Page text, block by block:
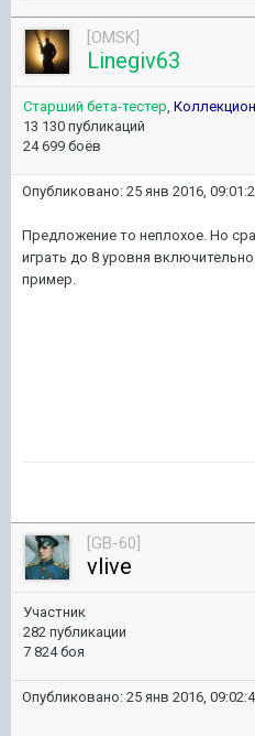
[OMSK]
Linegiv63
Старший бета-тестер,
13 130 публикаций
24 699 боёв
Опубликовано: 25 янв 2016,
Предложение то неплохое. Но
играть до 8 уровня
пример.
[GB-60]
vlive
Участник
282 публикации
7 824 боя
Опубликовано: 25 янв 2016,